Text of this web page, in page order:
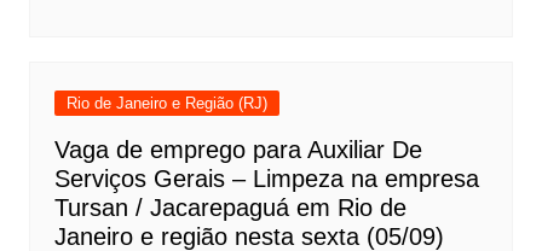
Rio de Janeiro e Região (RJ)
Vaga de emprego para Auxiliar De
Serviços Gerais – Limpeza na empresa
Tursan / Jacarepaguá em Rio de
Janeiro e região nesta sexta (05/09)